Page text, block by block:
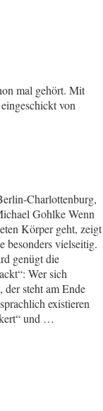
mal gehört. Mit
von
Charlottenburg,
Gohlke Wenn
Körper geht, zeigt
besonders vielseitig.
genügt die
Wer sich
der steht am Ende
existieren
und …